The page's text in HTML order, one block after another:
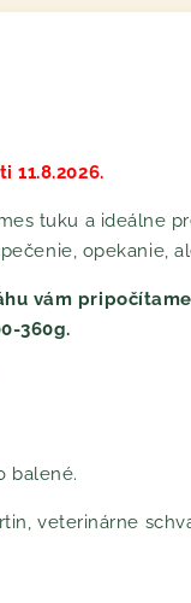
tuku a ideálne
opekanie,
vám
360g.
balené.
veterinárne